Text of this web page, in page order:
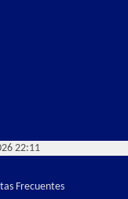
22:11
Frecuentes